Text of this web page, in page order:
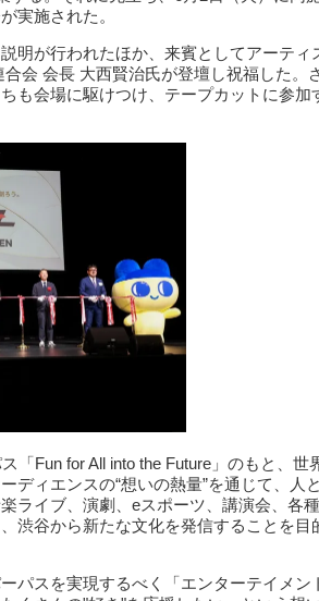
実施された。
明が行われたほか、来賓としてアーティ
会 会長 大西賢治氏が登壇し祝福した。
も会場に駆けつけ、テープカットに参加
「Fun for All into the Future」のもと、世
ディエンスの“想いの熱量”を通じて、人と
ライブ、演劇、eスポーツ、講演会、各種
渋谷から新たな文化を発信することを目
パスを実現するべく「エンターテイメン